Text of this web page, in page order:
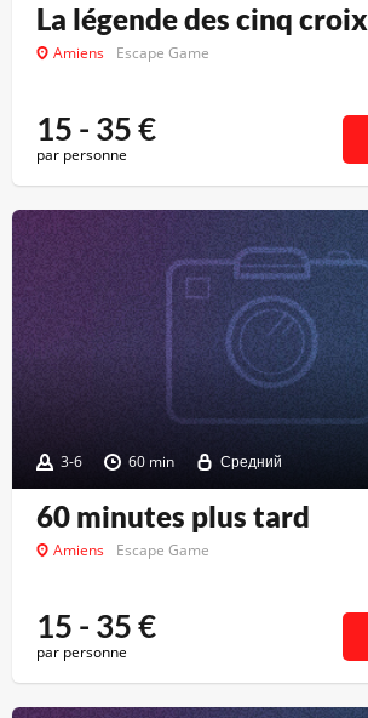
La légende des cinq croix
Amiens Escape Game
15 - 35€
par personne
3-6 60 min Средний
60 minutes plus tard
Amiens Escape Game
15 - 35€
par personne